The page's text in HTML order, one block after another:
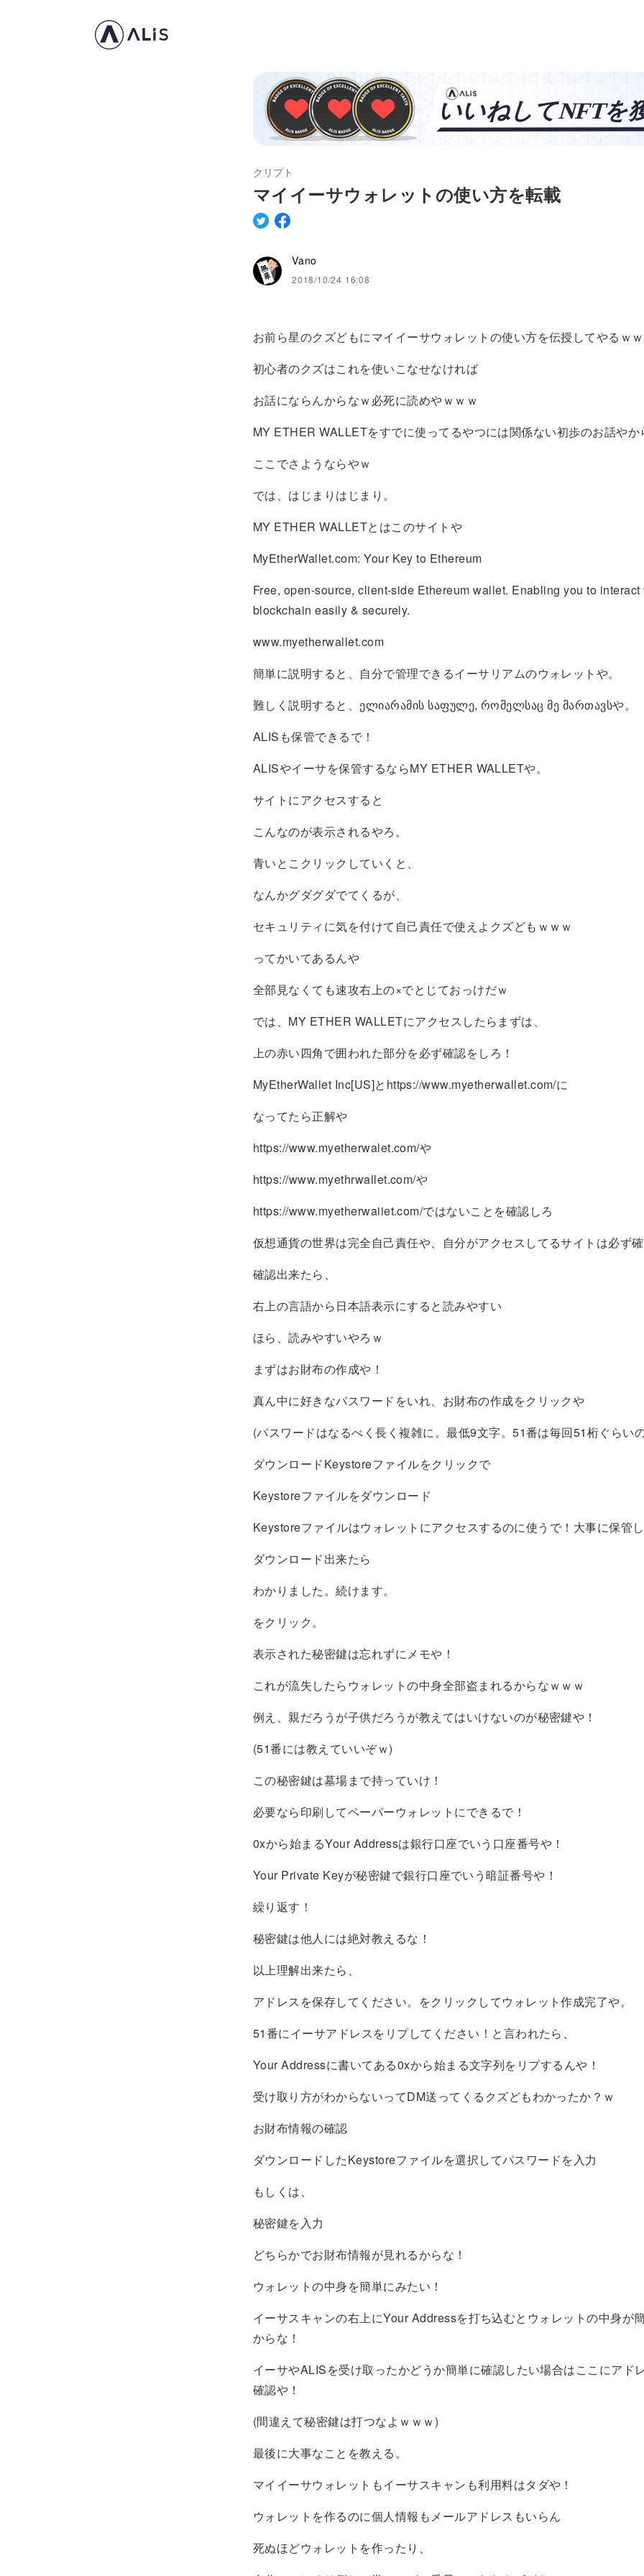
クリプト
マイイーサウォレットの使い方を転載
Vano
2018/10/24 16:08
お前ら星のクズどもにマイイーサウォレットの使い方を伝授してやるｗ
初心者のクズはこれを使いこなせなければ
お話にならんからなｗ必死に読めやｗｗｗ
MY ETHER WALLETをすでに使ってるやつには関係ない初歩のお話やか
ここでさようならやｗ
では、はじまりはじまり。
MY ETHER WALLETとはこのサイトや
MyEtherWallet.com: Your Key to Ethereum
Free, open-source, client-side Ethereum wallet. Enabling you to interact
blockchain easily & securely.
www.myetherwallet.com
簡単に説明すると、自分で管理できるイーサリアムのウォレットや。
難しく説明すると、ელიარამის საფულე, რომელსაც მე მართავსや。
ALISも保管できるで！
ALISやイーサを保管するならMY ETHER WALLETや。
サイトにアクセスすると
こんなのが表示されるやろ。
青いとこクリックしていくと、
なんかグダグダでてくるが、
セキュリティに気を付けて自己責任で使えよクズどもｗｗｗ
ってかいてあるんや
全部見なくても速攻右上の×でとじておっけだｗ
では、MY ETHER WALLETにアクセスしたらまずは、
上の赤い四角で囲われた部分を必ず確認をしろ！
MyEtherWallet Inc[US]とhttps://www.myetherwallet.com/に
なってたら正解や
https://www.myetherwalet.com/や
https://www.myethrwallet.com/や
https://www.myetherwaiiet.com/ではないことを確認しろ
仮想通貨の世界は完全自己責任や、自分がアクセスしてるサイトは必ず確
確認出来たら、
右上の言語から日本語表示にすると読みやすい
ほら、読みやすいやろｗ
まずはお財布の作成や！
真ん中に好きなパスワードをいれ、お財布の作成をクリックや
(パスワードはなるべく長く複雑に。最低9文字。51番は毎回51桁ぐらい
ダウンロードKeystoreファイルをクリックで
Keystoreファイルをダウンロード
Keystoreファイルはウォレットにアクセスするのに使うで！大事に保管し
ダウンロード出来たら
わかりました。続けます。
をクリック。
表示された秘密鍵は忘れずにメモや！
これが流失したらウォレットの中身全部盗まれるからなｗｗｗ
例え、親だろうが子供だろうが教えてはいけないのが秘密鍵や！
(51番には教えていいぞｗ)
この秘密鍵は墓場まで持っていけ！
必要なら印刷してペーパーウォレットにできるで！
0xから始まるYour Addressは銀行口座でいう口座番号や！
Your Private Keyが秘密鍵で銀行口座でいう暗証番号や！
繰り返す！
秘密鍵は他人には絶対教えるな！
以上理解出来たら、
アドレスを保存してください。をクリックしてウォレット作成完了や。
51番にイーサアドレスをリプしてください！と言われたら、
Your Addressに書いてある0xから始まる文字列をリプするんや！
受け取り方がわからないってDM送ってくるクズどもわかったか？ｗ
お財布情報の確認
ダウンロードしたKeystoreファイルを選択してパスワードを入力
もしくは、
秘密鍵を入力
どちらかでお財布情報が見れるからな！
ウォレットの中身を簡単にみたい！
イーサスキャンの右上にYour Addressを打ち込むとウォレットの中身が
からな！
イーサやALISを受け取ったかどうか簡単に確認したい場合はここにアド
確認や！
(間違えて秘密鍵は打つなよｗｗｗ)
最後に大事なことを教える。
マイイーサウォレットもイーサスキャンも利用料はタダや！
ウォレットを作るのに個人情報もメールアドレスもいらん
死ぬほどウォレットを作ったり、